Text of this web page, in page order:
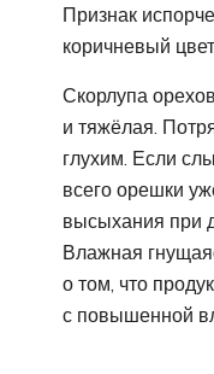
Признак
коричневый цвет.
Скорлупа
и тяжёлая.
глухим. Если
всего орешки
высыхания при
Влажная
о том, что
с повышенной